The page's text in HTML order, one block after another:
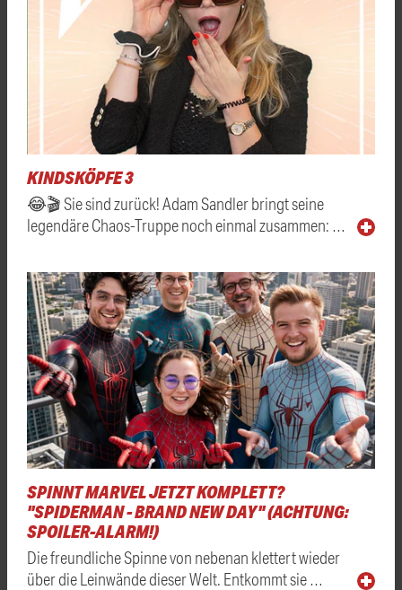
KINDSKÖPFE 3
😂🎬 Sie sind zurück! Adam Sandler bringt seine
legendäre Chaos-Truppe noch einmal zusammen: …
SPINNT MARVEL JETZT KOMPLETT?
"SPIDERMAN - BRAND NEW DAY" (ACHTUNG:
SPOILER-ALARM!)
Die freundliche Spinne von nebenan klettert wieder
über die Leinwände dieser Welt. Entkommt sie …